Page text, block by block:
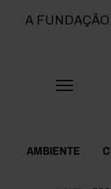
MainA FUNDAÇÃO
Themes
AMBIENTE